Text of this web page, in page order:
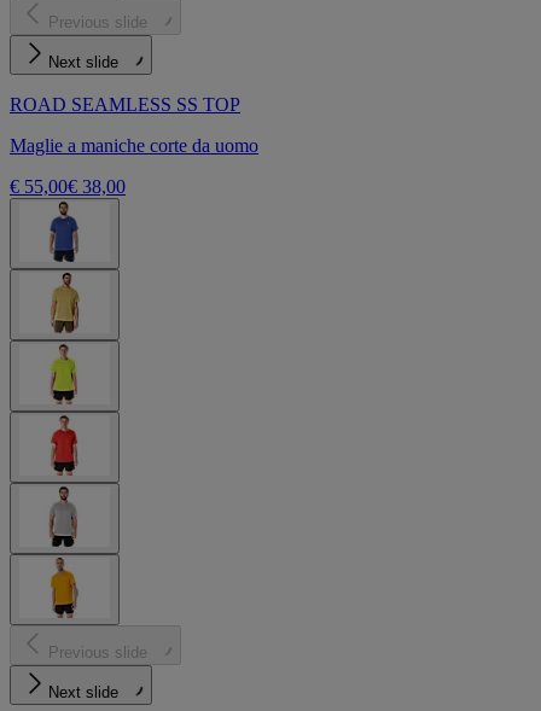
Previous slide
Next slide
ROAD SEAMLESS SS TOP
Maglie a maniche corte da uomo
€ 55,00€ 38,00
Previous slide
Next slide